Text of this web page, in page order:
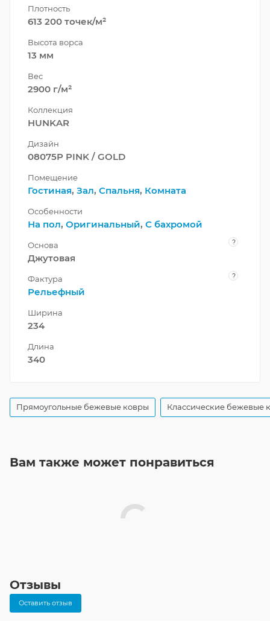
Плотность
613 200 точек/м²
Высота ворса
13 мм
Вес
2900 г/м²
Коллекция
HUNKAR
Дизайн
08075P PINK / GOLD
Помещение
Гостиная, Зал, Спальня, Комната
Особенности
На пол, Оригинальный, С бахромой
Основа ?
Джутовая
Фактура ?
Рельефный
Ширина
234
Длина
340
Прямоугольные бежевые ковры Классические бежевые
Вам также может понравиться
Отзывы
Оставить отзыв